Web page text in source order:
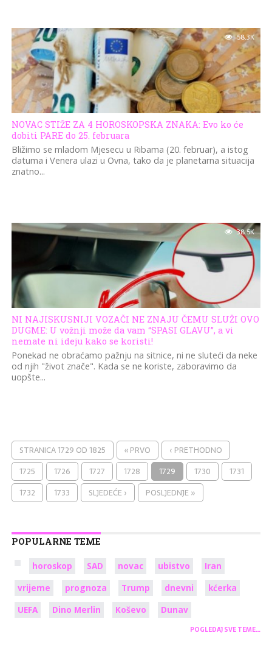
58.3K
NOVAC STIŽE ZA 4 HOROSKOPSKA ZNAKA: Evo ko će
dobiti PARE do 25. februara
Bližimo se mladom Mjesecu u Ribama (20. februar), a istog
datuma i Venera ulazi u Ovna, tako da je planetarna situacija
znatno...
38.5K
NI NAJISKUSNIJI VOZAČI NE ZNAJU ČEMU SLUŽI OVO
DUGME: U vožnji može da vam “SPASI GLAVU”, a vi
nemate ni ideju kako se koristi!
Ponekad ne obraćamo pažnju na sitnice, ni ne sluteći da neke
od njih "život znače". Kada se ne koriste, zaboravimo da
uopšte...
STRANICA 1729 OD 1825 « PRVO
‹ PRETHODNO
1725
1726 1727 1728 1729 1730
1731
1732
1733 SLJEDEĆE › POSLJEDNJE »
POPULARNE TEME
horoskop SAD novac ubistvo
Iran
vrijeme
prognoza Trump dnevni
kćerka
UEFA
Dino Merlin Koševo Dunav
POGLEDAJ SVE TEME…